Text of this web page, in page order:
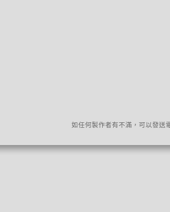
如任何製作者有不滿，可以發送